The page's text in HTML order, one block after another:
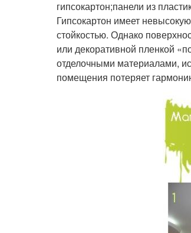
гипсокартон;панели из
Гипсокартон имеет
стойкостью. Однако
или декоративной пленкой
отделочными материалами,
помещения потеряет